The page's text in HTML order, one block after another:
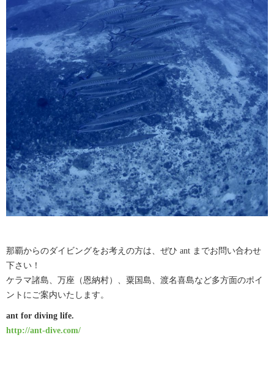
那覇からのダイビングをお考えの方は、ぜひ ant までお問い合わせ
下さい！
ケラマ諸島、万座（恩納村）、粟国島、渡名喜島など多方面のポイ
ントにご案内いたします。
ant for diving life.
http://ant-dive.com/